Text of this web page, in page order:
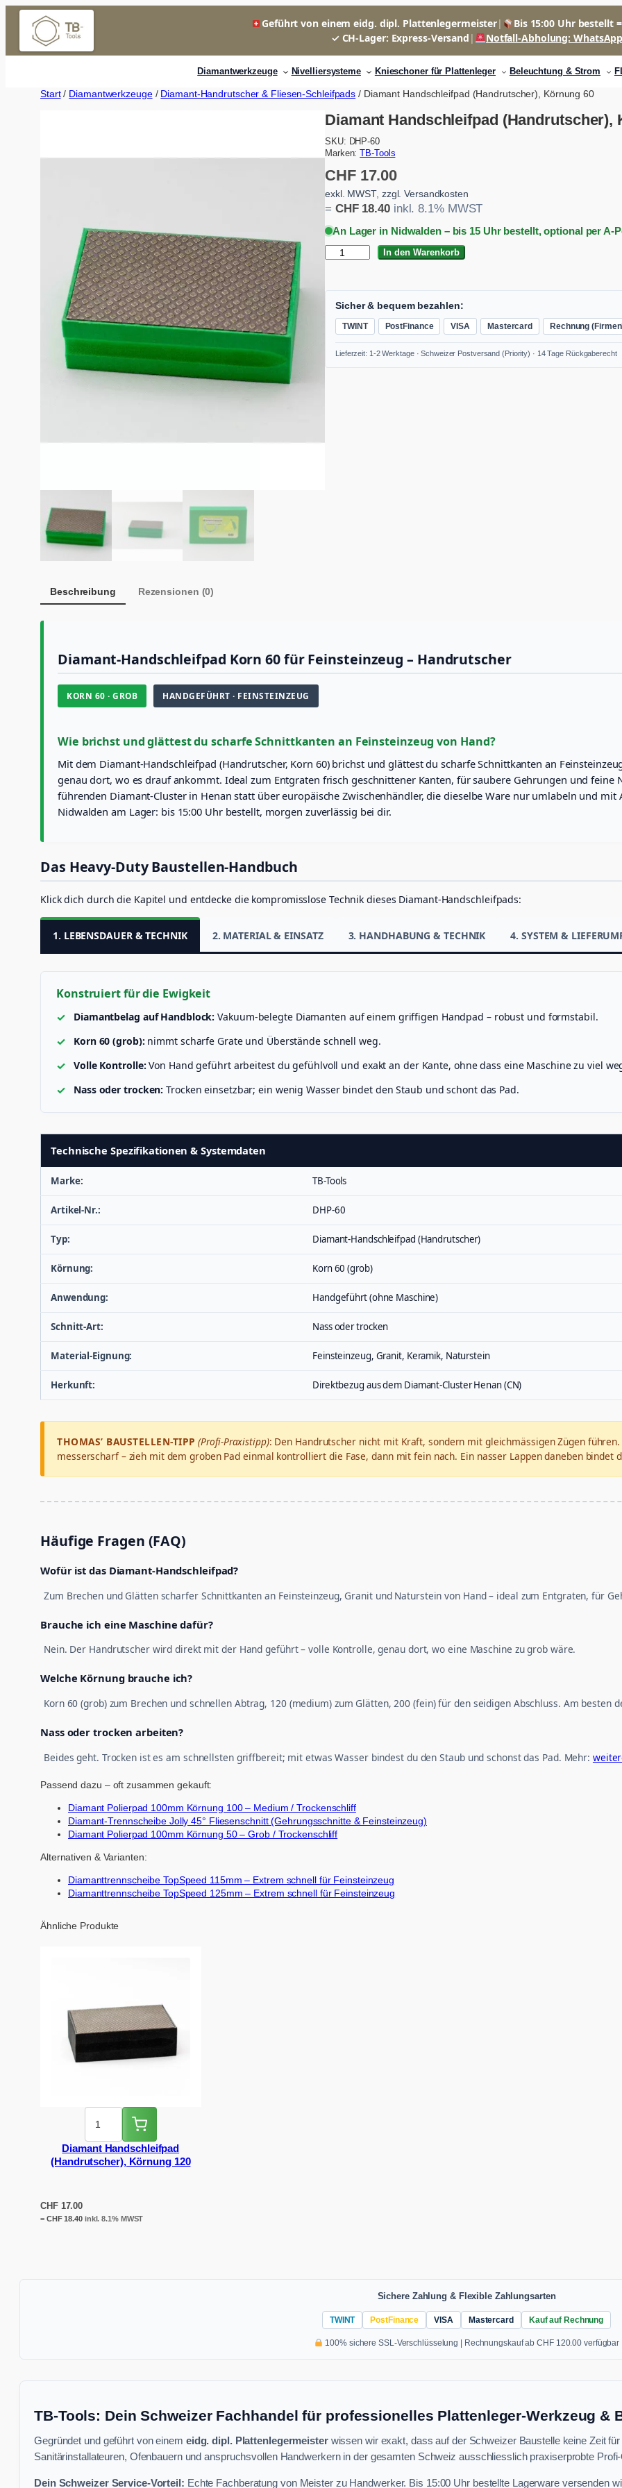
Zum
springen
Geführt von einem eidg. dipl. Plattenlegermeister| Bis 15:00 Uhr bestellt
✓ CH-Lager: Express-Versand | Notfall-Abholung: WhatsApp
Diamantwerkzeuge Nivelliersysteme Knieschoner für Plattenleger Beleuchtung & Strom
Start/ Diamantwerkzeuge/ Diamant-Handrutscher & Fliesen-Schleifpads / Diamant Handschleifpad (Handrutscher), Körnung 60
Diamant Handschleifpad (Handrutscher),
CHF17.00
exkl. MWST, zzgl. Versandkosten
= CHF18.40inkl. 8.1% MWST
An Lager in Nidwalden – bis 15 Uhr bestellt, optional per A-
h
ö
n
u
n
6
e
In den Warenkorb
Sicher & bequem bezahlen:
TWINT PostFinance VISA Mastercard Rechnung
Lieferzeit: 1-2 Werktage · Schweizer Postversand (Priority) · 14 Tage Rückgaberecht
SKU: DHP-60
Marken:
TB-Tools
Beschreibung Rezensionen (0)
Diamant-Handschleifpad Korn 60 für Feinsteinzeug – Handrutscher
KORN 60 · GROB HANDGEFÜHRT · FEINSTEINZEUG
Wie brichst und glättest du scharfe Schnittkanten an Feinsteinzeug von Hand?
Mit dem Diamant-Handschleifpad (Handrutscher, Korn 60) brichst und glättest du scharfe Schnittkanten an
genau dort, wo es drauf ankommt. Ideal zum Entgraten frisch geschnittener Kanten, für saubere Gehrungen und
führenden Diamant-Cluster in Henan statt über europäische Zwischenhändler, die dieselbe Ware nur umlabeln und mit
Nidwalden am Lager: bis 15:00 Uhr bestellt, morgen zuverlässig bei dir.
Das Heavy-Duty Baustellen-Handbuch
Klick dich durch die Kapitel und entdecke die kompromisslose Technik dieses Diamant-Handschleifpads:
1. LEBENSDAUER & TECHNIK 2. MATERIAL & EINSATZ 3. HANDHABUNG & TECHNIK 4. SYSTEM &
Konstruiert für die Ewigkeit
Diamantbelag auf Handblock: Vakuum-belegte Diamanten auf einem griffigen Handpad – robust und formstabil.
Korn 60 (grob): nimmt scharfe Grate und Überstände schnell weg.
Volle Kontrolle: Von Hand geführt arbeitest du gefühlvoll und exakt an der Kante, ohne dass eine Maschine zu viel
Nass oder trocken: Trocken einsetzbar; ein wenig Wasser bindet den Staub und schont das Pad.
Technische Spezifikationen & Systemdaten
Marke: TB-Tools
Artikel-Nr.: DHP-60
Typ: Diamant-Handschleifpad (Handrutscher)
Körnung: Korn 60 (grob)
Anwendung: Handgeführt (ohne Maschine)
Schnitt-Art: Nass oder trocken
Material-Eignung: Feinsteinzeug, Granit, Keramik, Naturstein
Herkunft: Direktbezug aus dem Diamant-Cluster Henan (CN)
THOMAS’ BAUSTELLEN-TIPP (Profi-Praxistipp): Den Handrutscher nicht mit Kraft, sondern mit gleichmässigen Zügen
messerscharf – zieh mit dem groben Pad einmal kontrolliert die Fase, dann mit fein nach. Ein nasser Lappen daneben bindet
Häufige Fragen (FAQ)
Wofür ist das Diamant-Handschleifpad?
Zum Brechen und Glätten scharfer Schnittkanten an Feinsteinzeug, Granit und Naturstein von Hand – ideal zum Entgraten, für
Brauche ich eine Maschine dafür?
Nein. Der Handrutscher wird direkt mit der Hand geführt – volle Kontrolle, genau dort, wo eine Maschine zu grob wäre.
Welche Körnung brauche ich?
Korn 60 (grob) zum Brechen und schnellen Abtrag, 120 (medium) zum Glätten, 200 (fein) für den seidigen Abschluss. Am besten
Nass oder trocken arbeiten?
Beides geht. Trocken ist es am schnellsten griffbereit; mit etwas Wasser bindest du den Staub und schonst das Pad. Mehr:
Passend dazu – oft zusammen gekauft:
Diamant Polierpad 100mm Körnung 100 – Medium / Trockenschliff
Diamant-Trennscheibe Jolly 45° Fliesenschnitt (Gehrungsschnitte & Feinsteinzeug)
Diamant Polierpad 100mm Körnung 50 – Grob / Trockenschliff
Alternativen & Varianten:
Diamanttrennscheibe TopSpeed 115mm – Extrem schnell für Feinsteinzeug
Diamanttrennscheibe TopSpeed 125mm – Extrem schnell für Feinsteinzeug
Ähnliche Produkte
Diamant Handschleifpad
(Handrutscher), Körnung 120
CHF17.00
= CHF18.40inkl. 8.1% MWST
Sichere Zahlung & Flexible Zahlungsarten
TWINT PostFinance VISA Mastercard Kauf auf Rechnung
100% sichere SSL-Verschlüsselung | Rechnungskauf ab CHF 120.00 verfügbar
TB-Tools: Dein Schweizer Fachhandel für professionelles Plattenleger-Werkzeug &
Gegründet und geführt von einem eidg. dipl. Plattenlegermeisterwissen wir exakt, dass auf der Schweizer Baustelle keine Zeit
Sanitärinstallateuren, Ofenbauern und anspruchsvollen Handwerkern in der gesamten Schweiz ausschliesslich praxiserprobte
Dein Schweizer Service-Vorteil: Echte Fachberatung von Meister zu Handwerker. Bis 15:00 Uhr bestellte Lagerware versenden